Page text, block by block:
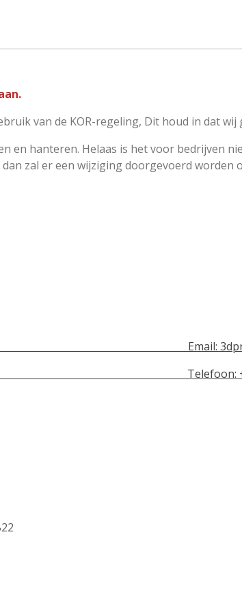
van de KOR-regeling, Dit houd in dat
en hanteren. Helaas is het voor bedrijven
zal er een wijziging doorgevoerd worden
Email: